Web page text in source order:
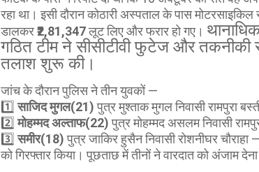
रहा था। इसी दौरान कोठारी अस्पताल के पास
डालकर₹2,81,347लूट लिए और फरार हो गए।
गठित टीम ने सीसीटीवी फुटेज और तकनीकी
तलाश शुरू की।
जांच के दौरान पुलिस ने तीन युवकों —
1️⃣साजिद मुगल(21)पुत्र मुश्ताक मुगल निवासी रामपुरा
2️⃣मोहम्मद अल्ताफ(22)पुत्र मोहम्मद असलम निवासी
3️⃣समीर(18)पुत्र जाकिर हुसैन निवासी रोशनीघर चौराहा
को गिरफ्तार किया। पूछताछ में तीनों ने वारदात को अंजाम